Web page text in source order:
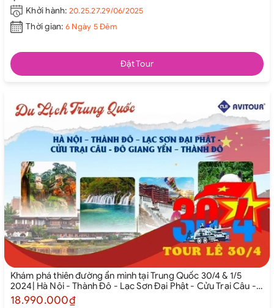
Khởi hành: 20.25.27.29/06/2025
Thời gian: 6 Ngày 5 Đêm
Đặt Tour
Khám phá thiên đường ẩn mình tại Trung Quốc 30/4 & 1/5
2024| Hà Nội - Thành Đô - Lạc Sơn Đại Phật - Cửu Trại Câu -
Đô Giang Yển - Thành Đô
18.990.000₫